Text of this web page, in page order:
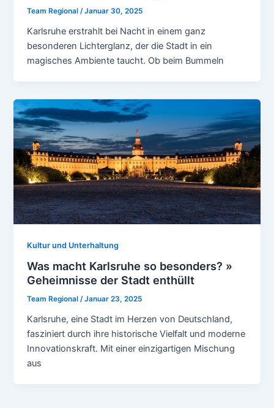
Team Regional/Januar 30, 2025
Karlsruhe erstrahlt bei Nacht in einem ganz
besonderen Lichterglanz, der die Stadt in ein
magisches Ambiente taucht. Ob beim Bummeln
Kultur und Unterhaltung
Was macht Karlsruhe so besonders? »
Geheimnisse der Stadt enthüllt
Team Regional/Januar 23, 2025
Karlsruhe, eine Stadt im Herzen von Deutschland,
fasziniert durch ihre historische Vielfalt und moderne
Innovationskraft. Mit einer einzigartigen Mischung
aus